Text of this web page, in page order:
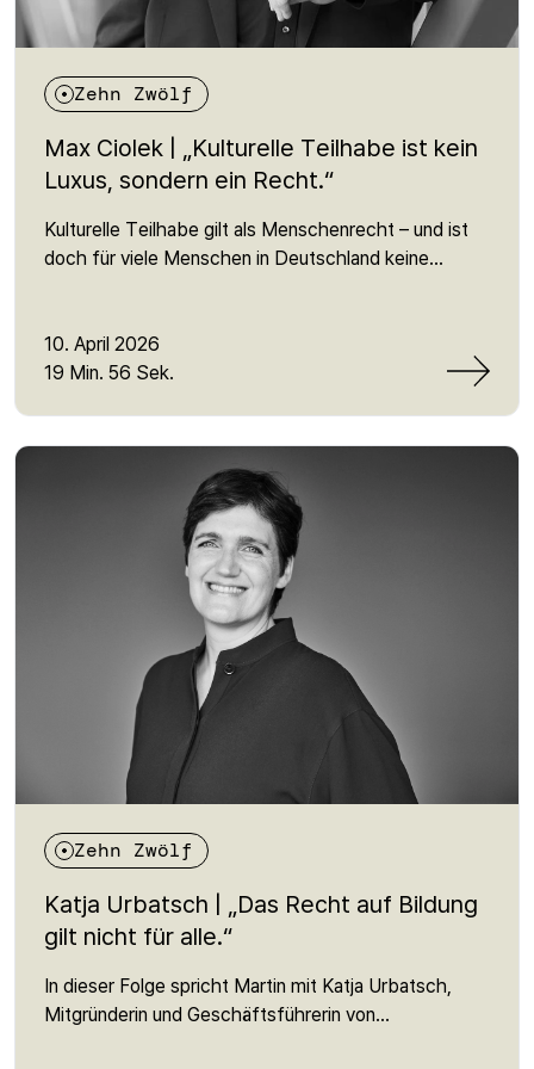
Zehn Zwölf
Max Ciolek | „Kulturelle Teilhabe ist kein
Luxus, sondern ein Recht.“
Kulturelle Teilhabe gilt als Menschenrecht – und ist
doch für viele Menschen in Deutschland keine
darüber, warum der Zugang zu Kultur noch immer
stark von sozialen Faktoren abhängt – und weshalb
Verantwortung und die Frage, warum kulturelle
Teilhabe mehr ist als ein Freizeitangebot: nämlich
eine Voraussetzung für Zugehörigkeit, Ausdruck und
demokratische Beteiligung. Eine Folge über ein
Recht, das viele nicht kennen – und das dennoch
grundlegend für eine offene Gesellschaft ist.
10. April 2026
19 Min. 56 Sek.
Zehn Zwölf
Katja Urbatsch | „Das Recht auf Bildung
gilt nicht für alle.“
In dieser Folge spricht Martin mit Katja Urbatsch,
Mitgründerin und Geschäftsführerin von